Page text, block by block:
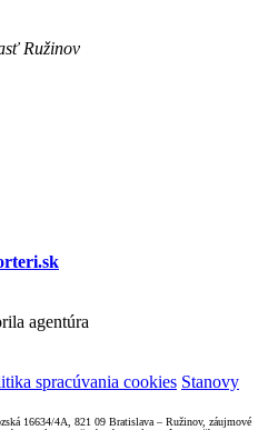
Ružinov
agentúra
spracúvania cookies Stanovy
16634/4A, 821 09 Bratislava – Ružinov, záujmové